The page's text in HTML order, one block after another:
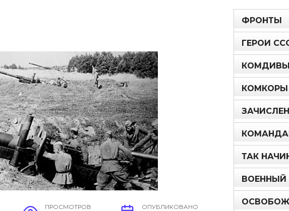
ПРОСМОТРОВ ОПУБЛИКОВАНО
ФРОНТЫ
ГЕРОИ
КОМДИВЫ
КОМКОРЫ
ТАК
ВОЕННЫЙ